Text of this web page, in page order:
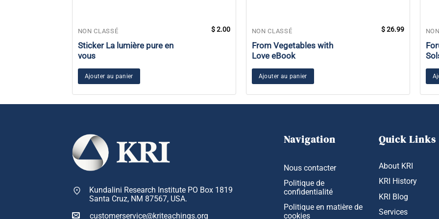
NON CLASSÉ
Sticker La lumière pure en
vous
$2.00
Ajouter au panier
NON CLASSÉ
From Vegetables with
Love eBook
$26.99
Ajouter au panier
Kundalini Research Institute PO Box 1819
Santa Cruz, NM 87567, USA.
customerservice@kriteachings.org
Navigation
Nous contacter
Politique de
confidentialité
Politique en matière de
cookies
Quick Links
About KRI
KRI History
KRI Blog
Services